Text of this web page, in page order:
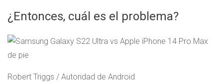
¿Entonces, cuál es el problema?
Robert Triggs / Autoridad de Android